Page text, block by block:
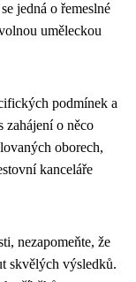
jedná o řemeslné
uměleckou
podmínek a
zahájení o něco
oborech,
kanceláře
nezapomeňte, že
skvělých výsledků.